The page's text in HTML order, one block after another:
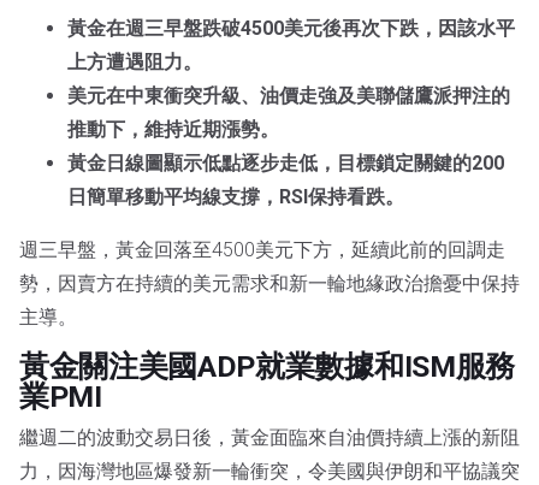
黃金在週三早盤跌破4500美元後再次下跌，因該水平
上方遭遇阻力。
美元在中東衝突升級、油價走強及美聯儲鷹派押注的
推動下，維持近期漲勢。
黃金日線圖顯示低點逐步走低，目標鎖定關鍵的200
日簡單移動平均線支撐，RSI保持看跌。
週三早盤，黃金回落至4500美元下方，延續此前的回調走
勢，因賣方在持續的美元需求和新一輪地緣政治擔憂中保持
主導。
黃金關注美國ADP就業數據和ISM服務
業PMI
繼週二的波動交易日後，黃金面臨來自油價持續上漲的新阻
力，因海灣地區爆發新一輪衝突，令美國與伊朗和平協議突